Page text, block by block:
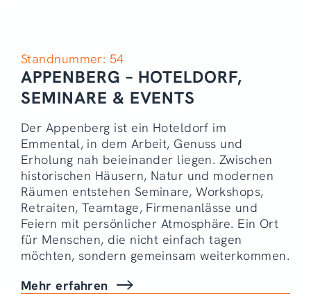
Standnummer: 54
APPENBERG – HOTELDORF,
SEMINARE & EVENTS
Der Appenberg ist ein Hoteldorf im
Emmental, in dem Arbeit, Genuss und
Erholung nah beieinander liegen. Zwischen
historischen Häusern, Natur und modernen
Räumen entstehen Seminare, Workshops,
Retraiten, Teamtage, Firmenanlässe und
Feiern mit persönlicher Atmosphäre. Ein Ort
für Menschen, die nicht einfach tagen
möchten, sondern gemeinsam weiterkommen.
Mehr erfahren